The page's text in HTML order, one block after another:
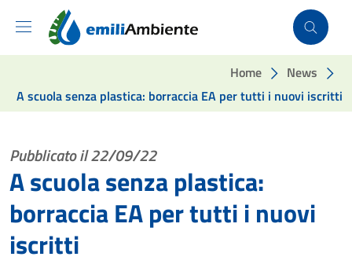
Vai ai contenuti
Vai al footer
Home
News
A scuola senza plastica: borraccia EA per tutti i nuovi iscritti
Pubblicato il 22/09/22
A scuola senza plastica:
borraccia EA per tutti i nuovi
iscritti